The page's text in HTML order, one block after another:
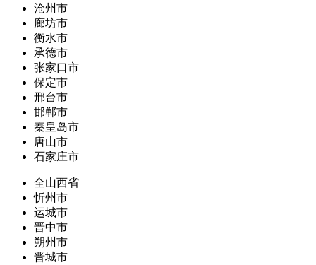
沧州市
廊坊市
衡水市
承德市
张家口市
保定市
邢台市
邯郸市
秦皇岛市
唐山市
石家庄市
全山西省
忻州市
运城市
晋中市
朔州市
晋城市